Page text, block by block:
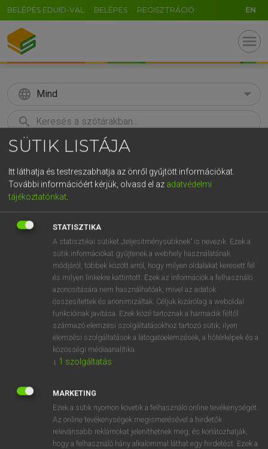
BELÉPÉS EDUID-VAL BELÉPÉS REGISZTRÁCIÓ EN
menu
language Mind
search
KERESÉS
Európai uniós terminológiai szótár
VAN ELŐFIZETÉSED?
Van előfizetésem a teljes szócikk megtekintéséhez.
BELÉPÉS
NINCS ELŐFIZETÉSED?
Nincs regisztrációm és előfizetésem. A szótár 2 órás,
díjmentes próbaverziójának elindításához regisztrálok és
SÜTIK LISTÁJA
Itt láthatja és testreszabhatja az önről gyűjtött információkat.
További információért kérjük, olvasd el az adatvédelmi
tájékoztatónkat.
STATISZTIKA
A statisztikai sütiket „teljesítménysütiknek” is nevezik. Ezek a
sütik információkat gyűjtenek a webhely használatának
módjáról, többek között arról, hogy milyen oldalakat keresett fel
és milyen linkekre kattintott. Ezek az információk a felhasználó
azonosítására nem használhatóak, mivel az adatok
összesítettek és anonimizáltak. Céljuk kizárólag a weboldal
funkcióinak javítása. Ezek közé tartoznak a harmadik féltől
származó elemzési szolgáltatásokhoz tartozó sütik; ilyen
elemzési szolgáltatások a látogatóelemzések, a hőtérképek és a
közösségi médiaanalitika.
↓ 1 szolgáltatás
MARKETING
Ezek a sütik nyomon követik a felhasználó online tevékenységét.
Az online tevékenységek megismerésével a hirdetők
relevánsabb reklámokat jeleníthetnek meg, és korlátozhatják,
hogy a felhasználó hány alkalommal láthat egy hirdetést. Ezek a
GR
t z u i o p
g h j k l é á ű Ω
n m , . AltGr